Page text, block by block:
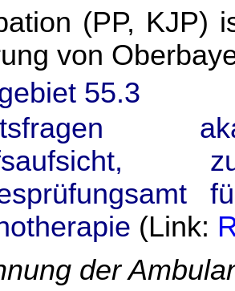
(PP, KJP)
von
55.3
(Link:
der